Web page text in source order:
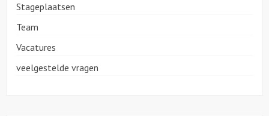
Stageplaatsen
Team
Vacatures
veelgestelde vragen